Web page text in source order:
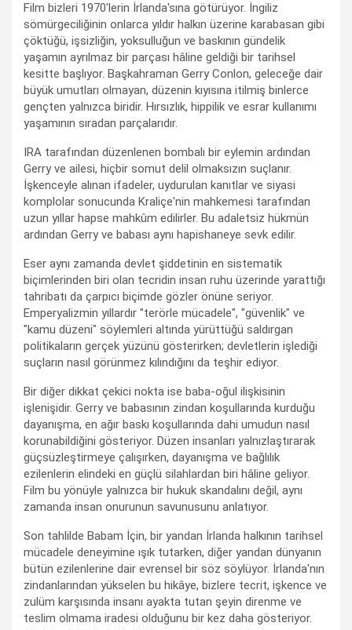
Film bizleri 1970'lerin İrlanda'sına götürüyor. İngiliz
sömürgeciliğinin onlarca yıldır halkın üzerine karabasan gibi
çöktüğü, işsizliğin, yoksulluğun ve baskının gündelik
yaşamın ayrılmaz bir parçası hâline geldiği bir tarihsel
kesitte başlıyor. Başkahraman Gerry Conlon, geleceğe dair
büyük umutları olmayan, düzenin kıyısına itilmiş binlerce
gençten yalnızca biridir. Hırsızlık, hippilik ve esrar kullanımı
yaşamının sıradan parçalarıdır.
IRA tarafından düzenlenen bombalı bir eylemin ardından
Gerry ve ailesi, hiçbir somut delil olmaksızın suçlanır.
İşkenceyle alınan ifadeler, uydurulan kanıtlar ve siyasi
komplolar sonucunda Kraliçe'nin mahkemesi tarafından
uzun yıllar hapse mahkûm edilirler. Bu adaletsiz hükmün
ardından Gerry ve babası aynı hapishaneye sevk edilir.
Eser aynı zamanda devlet şiddetinin en sistematik
biçimlerinden biri olan tecridin insan ruhu üzerinde yarattığı
tahribatı da çarpıcı biçimde gözler önüne seriyor.
Emperyalizmin yıllardır "terörle mücadele", "güvenlik" ve
"kamu düzeni" söylemleri altında yürüttüğü saldırgan
politikaların gerçek yüzünü gösterirken; devletlerin işlediği
suçların nasıl görünmez kılındığını da teşhir ediyor.
Bir diğer dikkat çekici nokta ise baba-oğul ilişkisinin
işlenişidir. Gerry ve babasının zindan koşullarında kurduğu
dayanışma, en ağır baskı koşullarında dahi umudun nasıl
korunabildiğini gösteriyor. Düzen insanları yalnızlaştırarak
güçsüzleştirmeye çalışırken, dayanışma ve bağlılık
ezilenlerin elindeki en güçlü silahlardan biri hâline geliyor.
Film bu yönüyle yalnızca bir hukuk skandalını değil, aynı
zamanda insan onurunun savunusunu anlatıyor.
Son tahlilde Babam İçin, bir yandan İrlanda halkının tarihsel
mücadele deneyimine ışık tutarken, diğer yandan dünyanın
bütün ezilenlerine dair evrensel bir söz söylüyor. İrlanda'nın
zindanlarından yükselen bu hikâye, bizlere tecrit, işkence ve
zulüm karşısında insanı ayakta tutan şeyin direnme ve
teslim olmama iradesi olduğunu bir kez daha gösteriyor.